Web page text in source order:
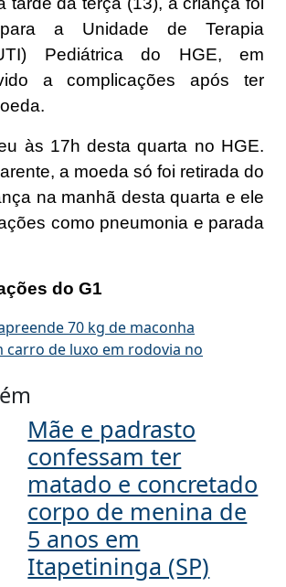
para a Unidade de Terapia
Pediátrica do HGE, em
a complicações após ter
às 17h desta quarta no HGE.
a moeda só foi retirada do
na manhã desta quarta e ele
como pneumonia e parada
do G1
70 kg de maconha
carro de luxo em rodovia no
Mãe e padrasto
confessam ter
matado e concretado
corpo de menina de
5 anos em
Itapetininga (SP)